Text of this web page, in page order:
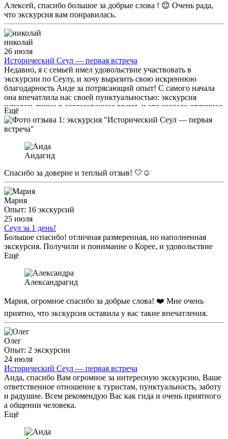
Алексей, спасибо большое за добрые слова ! 😊 Очень рада,
что экскурсия вам понравилась.
николай
26 июля
Исторический Сеул — первая встреча
Недавно, я с семьей имел удовольствие участвовать в
экскурсии по Сеулу, и хочу выразить свою искреннюю
благодарность Аиде за потрясающий опыт! С самого начала
она впечатлила нас своей пунктуальностью: экскурсия
началась точно в согласованное время, и это создало отличное
первое впечатление. Аида обладает глубокими знаниями о
городе и его культуре, истории, что сделало нашу экскурсию
не только интересной, но и познавательной. Она умело
подстраивалась под ритм нашей семьи, учитывая наши
желания и настроение. Аида действительно стремится
показать исторический и культурный Сеул глазами местного
жителя, и это было особенно ценно. Она делилась с нами
множеством интересных фактов и историй, которые не были
включены в программу экскурсии, что добавило
уникальности нашему путешествию. Благодаря Аиде мы
увидели Сеул с совершенно новой стороны и получили массу
положительных эмоций. Я настоятельно рекомендую ее как
экскурсовода всем, кто хочет узнать больше о этом
удивительном городе! Спасибо, Аида, за незабываемые
моменты!
Ещё
Аидагид
Спасибо за доверие и теплый отзыв! 🤍☺️
Мария
Опыт: 16 экскурсий
25 июля
Сеул за 1 день!
Большое спасибо! отличная размеренная, но наполненная
экскурсия. Получили и понимание о Корее, и удовольствие
Ещё
Александрагид
Мария, огромное спасибо за добрые слова! ❤️ Мне очень
приятно, что экскурсия оставила у вас такие впечатления.
Олег
Опыт: 2 экскурсии
24 июля
Исторический Сеул — первая встреча
Аида, спасибо Вам огромное за интересную экскурсию, Ваше
ответственное отношение к туристам, пунктуальность, заботу
и радушие. Всем рекомендую Вас как гида и очень приятного
а общении человека.
Ещё